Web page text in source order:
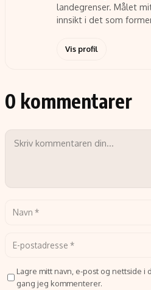
landegrenser. Målet
innsikt i det som
Vis profil
0 kommentarer
Lagre mitt navn, e-post og nettside
gang jeg kommenterer.